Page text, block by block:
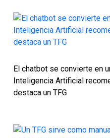
El chatbot se convierte en
Inteligencia Artificial
destaca un TFG